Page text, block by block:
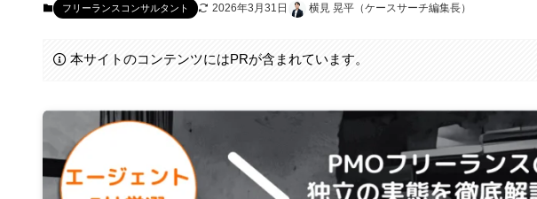
フリーランスコンサルタント 2026年3月31日 横見 晃平（ケースサーチ編集長）
本サイトのコンテンツにはPRが含まれています。